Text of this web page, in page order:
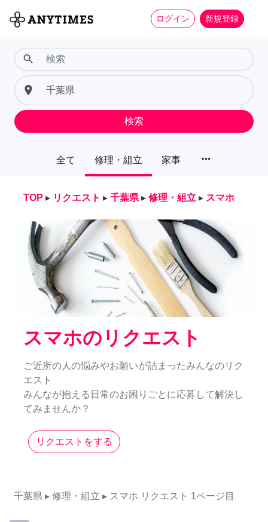
ログイン 新規登録
全て 修理・組立 家事 more_horiz
search
place
検索
TOP ▸ リクエスト ▸ 千葉県 ▸ 修理・組立 ▸ スマホ
スマホのリクエスト
ご近所の人の悩みやお願いが詰まったみんなのリク
エスト
みんなが抱える日常のお困りごとに応募して解決し
てみませんか？
リクエストをする
千葉県 ▸ 修理・組立 ▸ スマホ リクエスト 1ページ目